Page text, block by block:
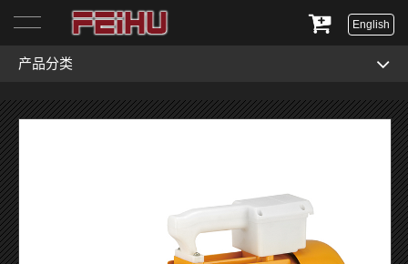
English
产品分类
首页
关于我们